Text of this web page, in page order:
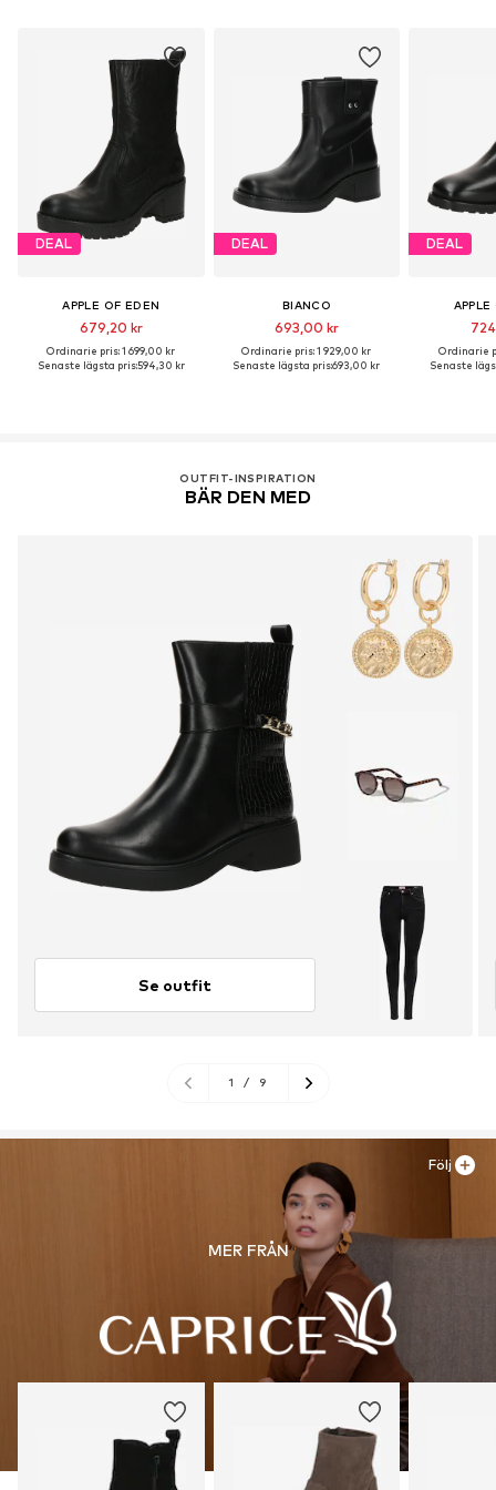
DEAL
APPLE OF EDEN
679,20 kr
Ordinarie pris: 1 699,00 kr
Senaste lägsta pris:594,30 kr
DEAL
BIANCO
693,00 kr
Ordinarie pris: 1 929,00 kr
Senaste lägsta pris:693,00 kr
DEAL
APPLE
Ordinarie
Senaste
OUTFIT-INSPIRATION
BÄR DEN MED
Se outfit
1 / 9
MER FRÅN
Följ